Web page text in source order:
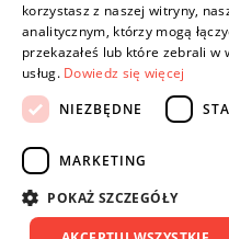
OFERTA
MOJE KONTO
OBSERWUJ NAS
korzystasz z naszej witryny,
analitycznym, którzy mogą
przekazałeś lub które zebrali
usług. Dowiedz się więcej
NIEZBĘDNE
MARKETING
POKAŻ SZCZEGÓŁY